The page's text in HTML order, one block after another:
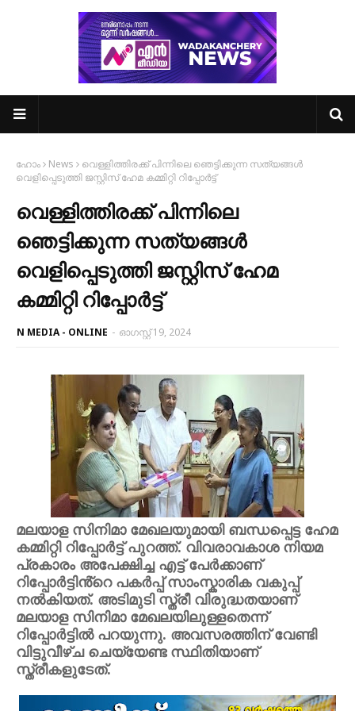
ഹോം News
വെള്ളിത്തിരക്ക് പിന്നിലെ ഞെട്ടിക്കുന്ന സത്യങ്ങൾ
വെളിപ്പെടുത്തി ജസ്റ്റിസ് ഹേമ കമ്മിറ്റി റിപ്പോർട്ട്
വെള്ളിത്തിരക്ക് പിന്നിലെ
ഞെട്ടിക്കുന്ന സത്യങ്ങൾ
വെളിപ്പെടുത്തി ജസ്റ്റിസ് ഹേമ
കമ്മിറ്റി റിപ്പോർട്ട്
N MEDIA - ONLINE - ഓഗസ്റ്റ് 19, 2024
മലയാള സിനിമാ മേഖലയുമായി ബന്ധപ്പെട്ട ഹേമ
കമ്മിറ്റി റിപ്പോർട്ട് പുറത്ത്. വിവരാവകാശ നിയമ
പ്രകാരം അപേക്ഷിച്ച എട്ട് പേർക്കാണ്
റിപ്പോർട്ടിൻ്റെ പകർപ്പ് സാംസ്കാരിക വകുപ്പ്
നൽകിയത്. അടിമുടി സ്ത്രീ വിരുദ്ധതയാണ്
മലയാള സിനിമാ മേഖലയിലുള്ളതെന്ന്
റിപ്പോ‍ർട്ടിൽ പറയുന്നു. അവസരത്തിന് വേണ്ടി
വിട്ടുവീഴ്ച ചെയ്യേണ്ട സ്ഥിതിയാണ്
സ്ത്രീകളുടേത്.